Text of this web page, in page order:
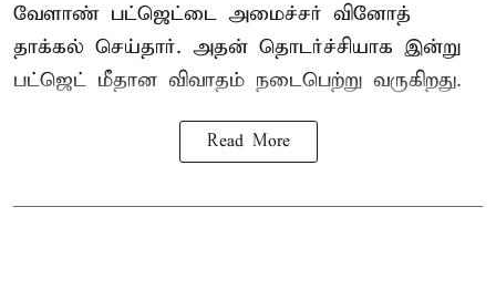
வேளாண் பட்ஜெட்டை அமைச்சர் வினோத்
தாக்கல் செய்தார். அதன் தொடர்ச்சியாக இன்று
பட்ஜெட் மீதான விவாதம் நடைபெற்று வருகிறது.
Read More